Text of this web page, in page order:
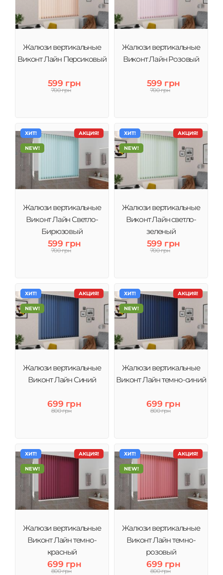
Жалюзи вертикальные
Виконт Лайн Персиковый
599 грн
700 грн
Жалюзи вертикальные
Виконт Лайн Розовый
599 грн
700 грн
АКЦИЯ!
ХИТ!
NEW!
Жалюзи вертикальные
Виконт Лайн Светло-
Бирюзовый
599 грн
700 грн
АКЦИЯ!
ХИТ!
NEW!
Жалюзи вертикальные
Виконт Лайн светло-
зеленый
599 грн
700 грн
АКЦИЯ!
ХИТ!
NEW!
Жалюзи вертикальные
Виконт Лайн Синий
699 грн
800 грн
АКЦИЯ!
ХИТ!
NEW!
Жалюзи вертикальные
Виконт Лайн темно-синий
699 грн
800 грн
АКЦИЯ!
ХИТ!
NEW!
Жалюзи вертикальные
Виконт Лайн темно-
красный
699 грн
800 грн
АКЦИЯ!
ХИТ!
NEW!
Жалюзи вертикальные
Виконт Лайн темно-
розовый
699 грн
800 грн